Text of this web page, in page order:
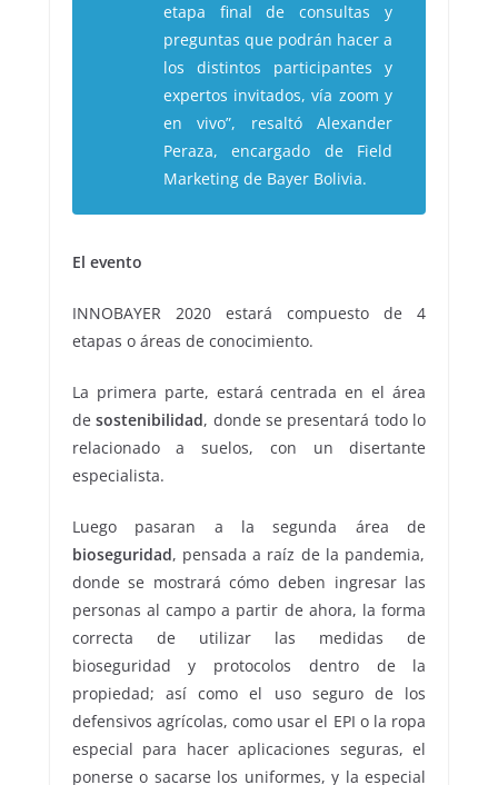
etapa final de consultas y
preguntas que podrán hacer a
los distintos participantes y
expertos invitados, vía zoom y
en vivo”, resaltó Alexander
Peraza, encargado de Field
Marketing de Bayer Bolivia.
El evento
INNOBAYER 2020 estará compuesto de 4
etapas o áreas de conocimiento.
La primera parte, estará centrada en el área
desostenibilidad, donde se presentará todo lo
relacionado a suelos, con un disertante
especialista.
Luego pasaran a la segunda área de
bioseguridad, pensada a raíz de la pandemia,
donde se mostrará cómo deben ingresar las
personas al campo a partir de ahora, la forma
correcta de utilizar las medidas de
bioseguridad y protocolos dentro de la
propiedad; así como el uso seguro de los
defensivos agrícolas, como usar el EPI o la ropa
especial para hacer aplicaciones seguras, el
ponerse o sacarse los uniformes, y la especial